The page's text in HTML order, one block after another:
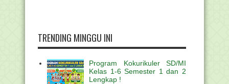
TRENDING MINGGU INI
Program Kokurikuler SD/MI
Kelas 1-6 Semester 1 dan 2
Lengkap !